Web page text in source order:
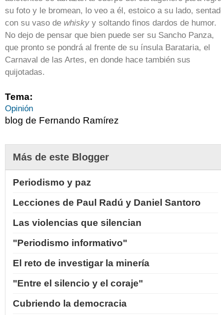
su foto y le bromean, lo veo a él, estoico a su lado,
con su vaso de whisky y soltando finos dardos de humor.
No dejo de pensar que bien puede ser su Sancho Panza,
que pronto se pondrá al frente de su ínsula Barataria, el
Carnaval de las Artes, en donde hace también sus
quijotadas.
Tema:
Opinión
blog de Fernando Ramírez
Más de este Blogger
Periodismo y paz
Lecciones de Paul Radú y Daniel Santoro
Las violencias que silencian
"Periodismo informativo"
El reto de investigar la minería
"Entre el silencio y el coraje"
Cubriendo la democracia